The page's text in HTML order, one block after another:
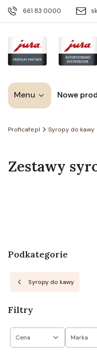
661 83 0000
Menu Nowe
Proficafe.pl Syropy do kawy
Zestawy
Podkategorie
Syropy do kawy
Filtry
Cena Marka